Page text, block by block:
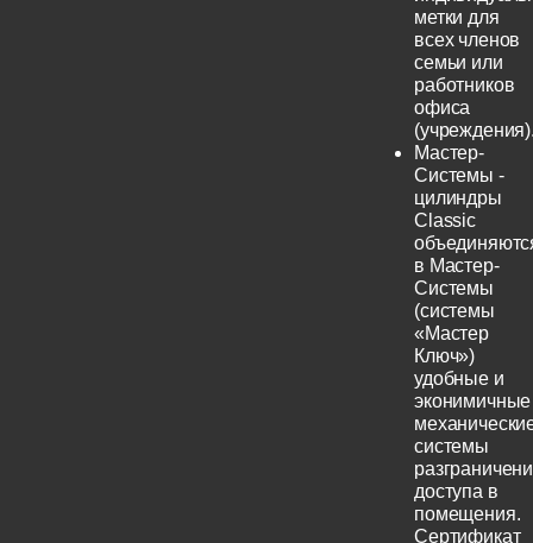
метки для
всех членов
семьи или
работников
офиса
Мастер-
Системы -
цилиндры
Classic
в Мастер-
Системы
(системы
«Мастер
Ключ»)
удобные и
эконимичные
системы
доступа в
помещения.
Сертификат